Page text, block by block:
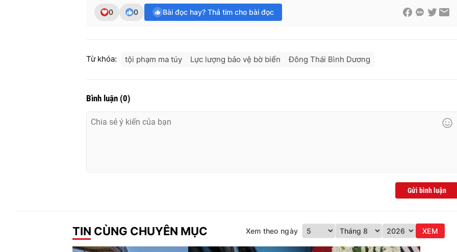
0 0 Bài đọc hay? Thả tim cho bài đọc
Từ khóa: tội phạm ma túy Lực lượng bảo vệ bờ biển Đông Thái Bình Dương
Bình luận (0)
Gửi bình luận
TIN CÙNG CHUYÊN MỤC Xem theo ngày XEM